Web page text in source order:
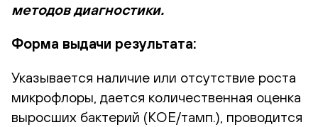
методов диагностики.
Форма выдачи результата:
Указывается наличие или отсутствие роста
микрофлоры, дается количественная оценка
выросших бактерий (КОЕ/тамп.), проводится